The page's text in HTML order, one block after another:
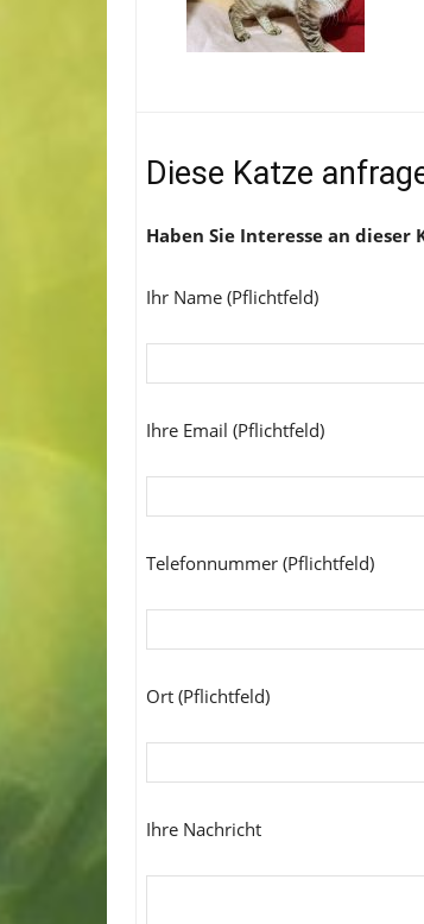
Diese Katze
Haben Sie Interesse an dieser
Ihr Name (Pflichtfeld)
Ihre Email (Pflichtfeld)
Telefonnummer (Pflichtfeld)
Ort (Pflichtfeld)
Ihre Nachricht